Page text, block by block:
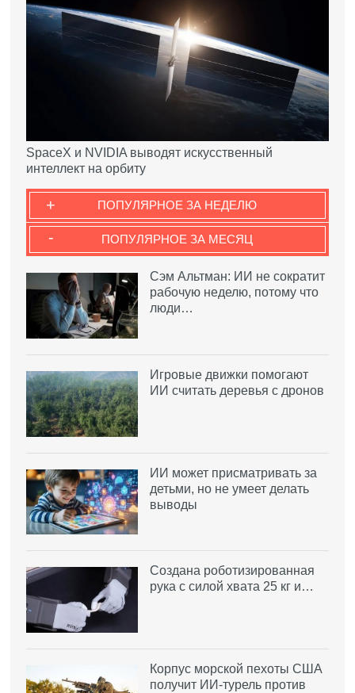
SpaceX и NVIDIA выводят искусственный
интеллект на орбиту
ПОПУЛЯРНОЕ ЗА НЕДЕЛЮ
+
ПОПУЛЯРНОЕ ЗА МЕСЯЦ
-
Сэм Альтман: ИИ не сократит
рабочую неделю, потому что
люди…
Игровые движки помогают
ИИ считать деревья с дронов
ИИ может присматривать за
детьми, но не умеет делать
выводы
Создана роботизированная
рука с силой хвата 25 кг и…
Корпус морской пехоты США
получит ИИ-турель против